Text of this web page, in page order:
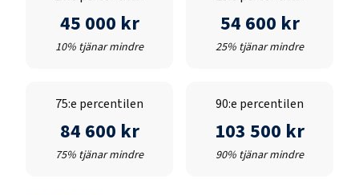
45 000 kr
10% tjänar mindre
54 600 kr
25% tjänar mindre
75:e percentilen
84 600 kr
75% tjänar mindre
90:e percentilen
103 500 kr
90% tjänar mindre